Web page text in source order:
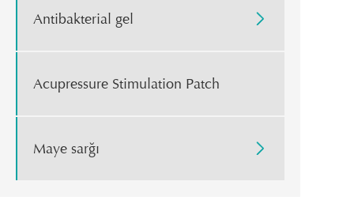
Antibakterial gel 
Acupressure Stimulation Patch
Maye sarğı 